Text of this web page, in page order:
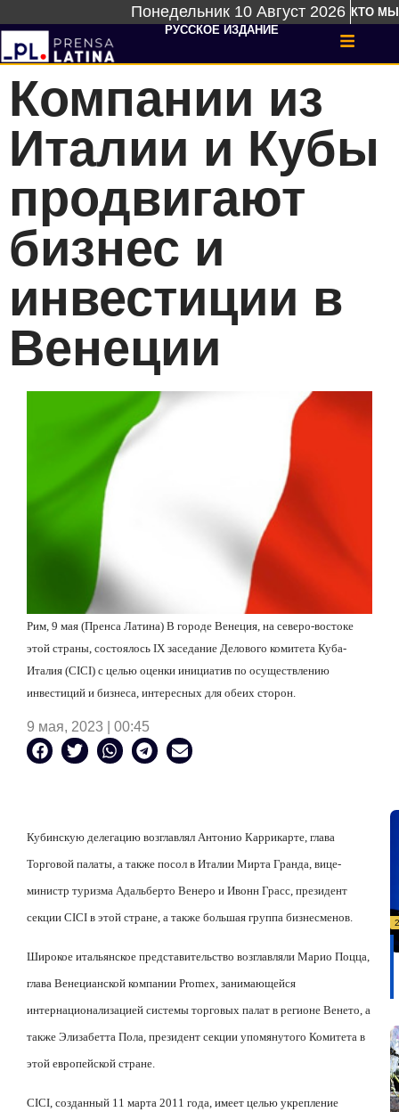
Понедельник 10 Август 2026 КТО МЫ
РУССКОЕ ИЗДАНИЕ
Компании из
Италии и Кубы
продвигают
бизнес и
инвестиции в
Венеции
Рим, 9 мая (Пренса Латина) В городе Венеция, на северо-востоке
этой страны, состоялось IX заседание Делового комитета Куба-
Италия (CICI) с целью оценки инициатив по осуществлению
инвестиций и бизнеса, интересных для обеих сторон.
9 мая, 2023 | 00:45
Кубинскую делегацию возглавлял Антонио Каррикарте, глава
Торговой палаты, а также посол в Италии Мирта Гранда, вице-
министр туризма Адальберто Венеро и Ивонн Грасс, президент
секции CICI в этой стране, а также большая группа бизнесменов.
Широкое итальянское представительство возглавляли Марио Поцца,
глава Венецианской компании Promex , занимающейся
интернационализацией системы торговых палат в регионе Венето, а
также Элизабетта Пола, президент секции упомянутого Комитета в
этой европейской стране.
CICI, созданный 11 марта 2011 года, имеет целью укрепление